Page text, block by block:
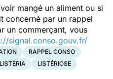
mangé un aliment ou si
concerné par un rappel
un commerçant, vous
signal.conso.gouv.fr/
RAPPEL CONSO
LISTERIA LISTÉRIOSE